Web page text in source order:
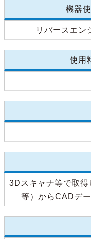
機器
リバースエン
使用
3Dスキャナ等で取
等）からCADデ